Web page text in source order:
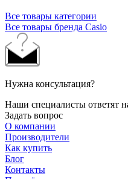
Все товары категории
Все товары бренда Casio
Нужна консультация?
Наши специалисты ответят
Задать вопрос
О компании
Производители
Как купить
Блог
Контакты